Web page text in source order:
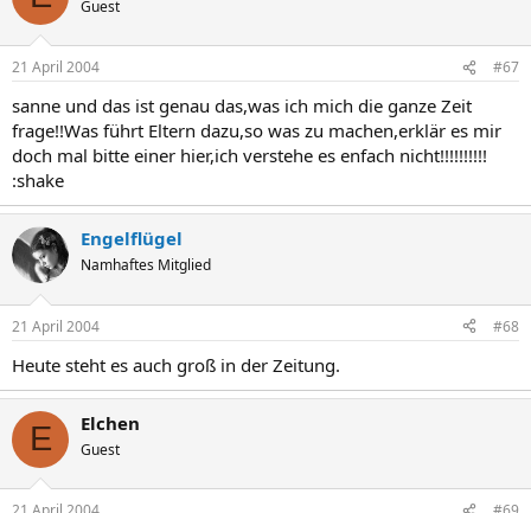
Guest
21 April 2004 #67
sanne und das ist genau das,was ich mich die ganze Zeit
frage!!Was führt Eltern dazu,so was zu machen,erklär es mir
doch mal bitte einer hier,ich verstehe es enfach nicht!!!!!!!!!!
:shake
Engelflügel
Namhaftes Mitglied
21 April 2004 #68
Heute steht es auch groß in der Zeitung.
E Elchen
Guest